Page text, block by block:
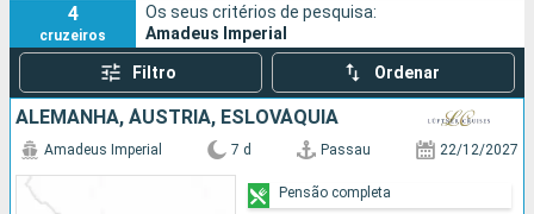
4
cruzeiros
Os seus critérios de pesquisa:
Amadeus Imperial
Filtro Ordenar
ALEMANHA, ÁUSTRIA, ESLOVÁQUIA
Amadeus Imperial 7 d Passau 22/12/2027
Pensão completa